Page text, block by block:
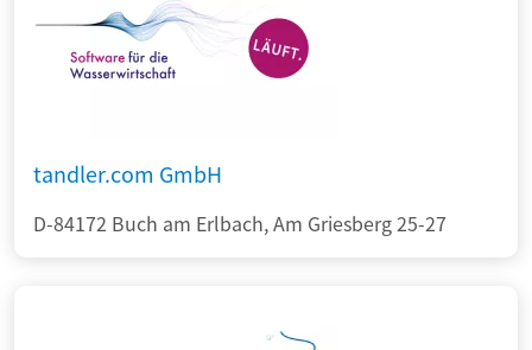
tandler.com GmbH
D-84172 Buch am Erlbach, Am Griesberg 25-27